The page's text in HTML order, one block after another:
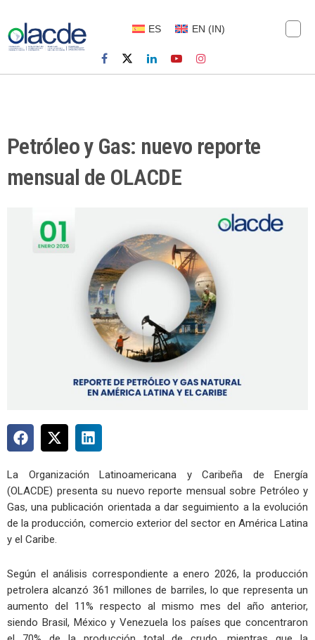
ES EN (IN)
Petróleo y Gas: nuevo reporte
mensual de OLACDE
La Organización Latinoamericana y Caribeña de Energía
(OLACDE) presenta su nuevo reporte mensual sobre Petróleo y
Gas, una publicación orientada a dar seguimiento a la evolución
de la producción, comercio exterior del sector en América Latina
y el Caribe.
Según el análisis correspondiente a enero 2026, la producción
petrolera alcanzó 361 millones de barriles, lo que representa un
aumento del 11% respecto al mismo mes del año anterior,
siendo Brasil, México y Venezuela los países que concentraron